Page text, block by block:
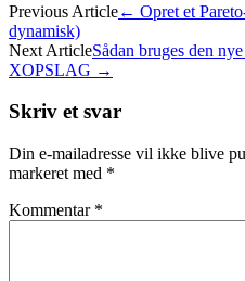
Previous Article← Opret et
dynamisk)
Next ArticleSådan bruges den
XOPSLAG →
Skriv et svar
Din e-mailadresse vil ikke blive
markeret med *
Kommentar *